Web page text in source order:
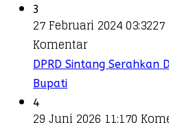
3
27 Februari 2024 03:32
Komentar
DPRD Sintang Serahkan
Bupati
4
29 Juni 2026 11:170